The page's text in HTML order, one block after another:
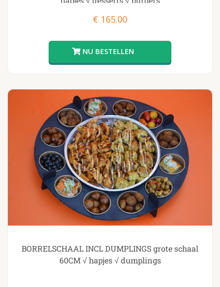
€ 165.00
BORRELSCHAAL INCL DUMPLINGS grote schaal
60CM √ hapjes √ dumplings